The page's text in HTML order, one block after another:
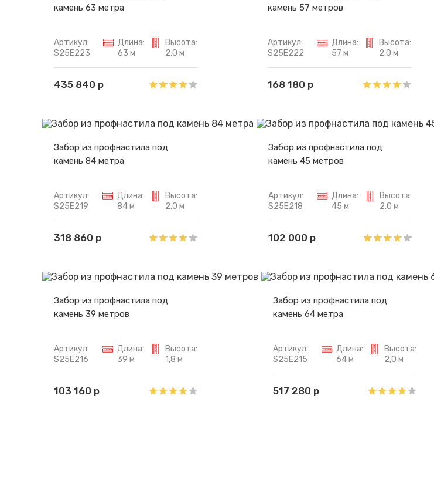
камень 63 метра
Артикул:
S25E223
Длина:
63 м
Высота:
2,0 м
435 840 р
камень 57 метров
Артикул:
S25E222
Длина:
57 м
Высота:
2,0 м
168 180 р
Забор из профнастила под
камень 84 метра
Артикул:
S25E219
Длина:
84 м
Высота:
2,0 м
318 860 р
Забор из профнастила под
камень 45 метров
Артикул:
S25E218
Длина:
45 м
Высота:
2,0 м
102 000 р
Забор из профнастила под
камень 39 метров
Артикул:
S25E216
Длина:
39 м
Высота:
1,8 м
103 160 р
Забор из профнастила под
камень 64 метра
Артикул:
S25E215
Длина:
64 м
Высота:
2,0 м
517 280 р